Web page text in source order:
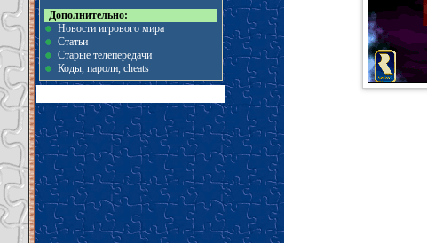
Дополнительно:
Новости игрового мира
Статьи
Старые телепередачи
Коды, пароли, cheats